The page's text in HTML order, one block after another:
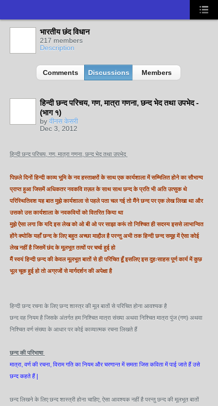
भारतीय छंद विधान
217 members
Description
Comments Discussions Members
हिन्दी छन्द परिचय, गण, मात्रा गणना, छन्द भेद तथा उपभेद -
(भाग १)
by वीनस केसरी
Dec 3, 2012
हिन्दी छन्द परिचय, गण, मात्रा गणना, छन्द भेद तथा उपभेद
पिछले दिनों हिन्दी काव्य भूमि के नव हस्ताक्षरों के साथ एक कार्यशाला में सम्मिलित होने का सौभाग्य
प्राप्त हुआ जिसमें अधिकतर नवकवि ग़ज़ल के साथ साथ छन्द के प्रति भी अति उत्सुक थे
परिस्थितिवश यह बात मुझे कार्यशाला से पहले पता चल गई तो मैंने छन्द पर एक लेख लिखा था और
उसको उस कार्यशाला के नवकवियों को वितरित किया था
मुझे ऐसा लगा कि यदि इस लेख को ओ बी ओ पर साझा करूं तो निश्चित ही सदस्य इससे लाभान्वित
होंगे क्योकि यहाँ छन्द के लिए बहुत अच्छा माहौ़ल है परन्तु अभी तक हिन्दी छन्द समूह में ऐसा कोई
लेख नहीं है जिसमें छंद के मूलभूत तत्वों पर चर्चा हुई हो
मैं स्वयं हिन्दी छन्द की केवल मूलभूत बातों से ही परिचित हूँ इसलिए इस दुहःसाहस पूर्ण कार्य में कुछ
भूल चूक हुई हो तो अग्रजों से मार्गदर्शन की अपेक्षा है
हिन्दी छन्द रचना के लिए छन्द शास्त्र की मूल बातों से परिचित होना आवश्यक है
छन्द वह नियम है जिसके अंतर्गत हम निश्चित मात्रा संख्या अथवा निश्चित मात्रा पुंज (गण) अथवा
निश्चित वर्ण संख्या के आधार पर कोई काव्यात्मक रचना लिखते हैं
छन्द की परिभाषा
मात्रा, वर्ण की रचना, विराम गति का नियम और चरणान्त में समता जिस कविता में पाई जाते हैं उसे
छन्द कहते हैं
छन्द लिखने के लिए छन्द शास्त्री होना चाहिए, ऐसा आवश्यक नहीं है परन्तु छन्द की मूलभूत बातों